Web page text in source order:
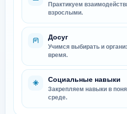
Практикуем
взрослыми.
Досуг
Учимся выбирать и
время.
Социальные навыки
Закрепляем навыки в
среде.